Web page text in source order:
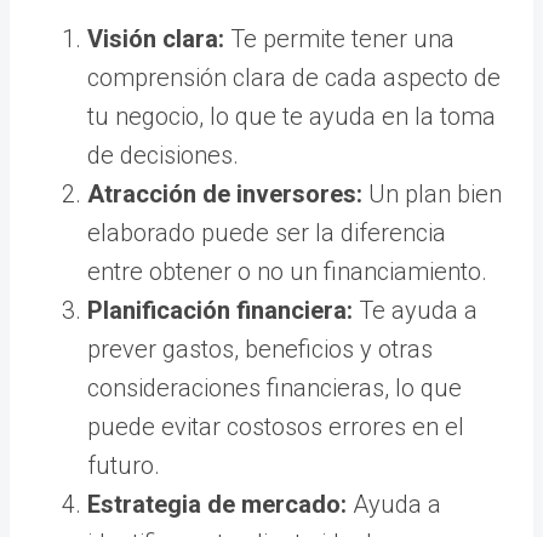
Visión clara: Te permite tener una
comprensión clara de cada aspecto de
tu negocio, lo que te ayuda en la toma
de decisiones.
Atracción de inversores: Un plan bien
elaborado puede ser la diferencia
entre obtener o no un financiamiento.
Planificación financiera: Te ayuda a
prever gastos, beneficios y otras
consideraciones financieras, lo que
puede evitar costosos errores en el
futuro.
Estrategia de mercado: Ayuda a